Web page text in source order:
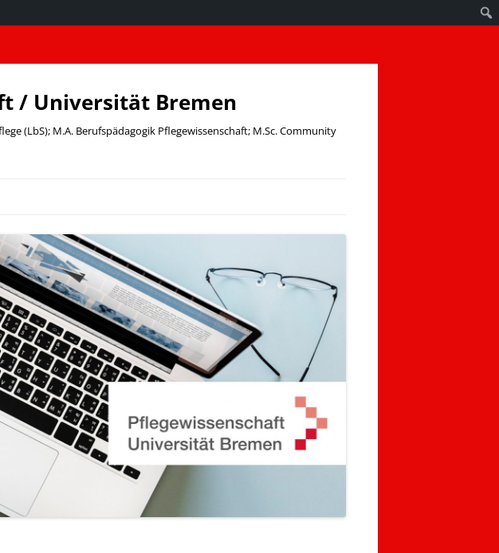
/ Universität Bremen
(LbS); M.A. Berufspädagogik Pflegewissenschaft; M.Sc. Community